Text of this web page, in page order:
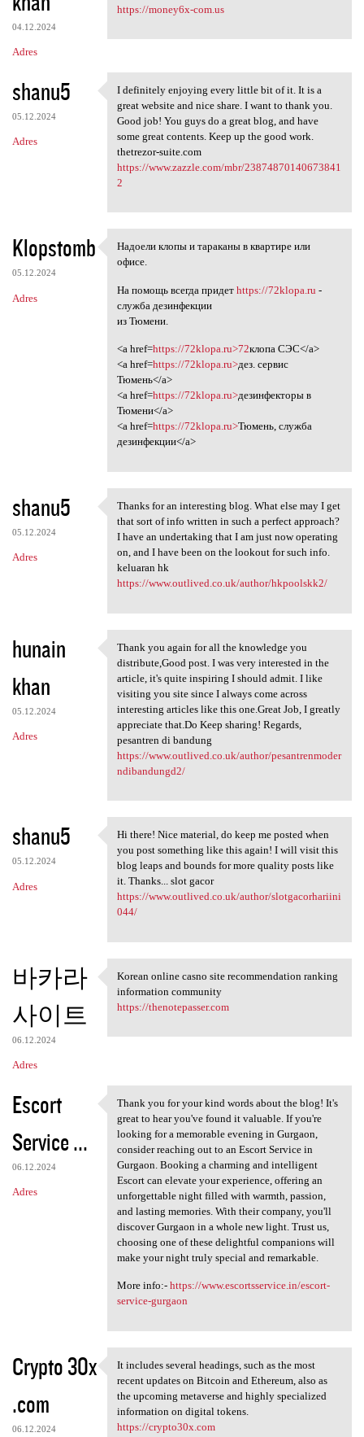
04.12.2024
Adres
https://money6x-com.us
shanu5
05.12.2024
Adres
I definitely enjoying every
I definitely enjoying every little bit of it. It is a
great website and nice share. I want to thank you.
Good job! You guys do a great blog, and have
some great contents. Keep up the good work.
thetrezor-suite.com
https://www.zazzle.com/mbr/23874870140673841
2
Klopstomb
05.12.2024
Adres
Надоели клопы и тараканы в
Надоели клопы и тараканы в квартире или
офисе.
На помощь всегда придет https://72klopa.ru -
служба дезинфекции
из Тюмени.
<a href=https://72klopa.ru>72клопа СЭС</a>
<a href=https://72klopa.ru>дез. сервис
Тюмень</a>
<a href=https://72klopa.ru>дезинфекторы в
Тюмени</a>
<a href=https://72klopa.ru>Тюмень, служба
дезинфекции</a>
shanu5
05.12.2024
Adres
Thanks for an interesting
Thanks for an interesting blog. What else may I get
that sort of info written in such a perfect approach?
I have an undertaking that I am just now operating
on, and I have been on the lookout for such info.
keluaran hk
https://www.outlived.co.uk/author/hkpoolskk2/
hunain
khan
05.12.2024
Adres
Thank you again for all the
Thank you again for all the knowledge you
distribute,Good post. I was very interested in the
article, it's quite inspiring I should admit. I like
visiting you site since I always come across
interesting articles like this one.Great Job, I greatly
appreciate that.Do Keep sharing! Regards,
pesantren di bandung
https://www.outlived.co.uk/author/pesantrenmoder
ndibandungd2/
shanu5
05.12.2024
Adres
Hi there! Nice material, do
Hi there! Nice material, do keep me posted when
you post something like this again! I will visit this
blog leaps and bounds for more quality posts like
it. Thanks... slot gacor
https://www.outlived.co.uk/author/slotgacorhariini
044/
바카라
사이트
06.12.2024
Adres
Korean online casno site
Korean online casno site recommendation ranking
information community
https://thenotepasser.com
Escort
Service ...
06.12.2024
Adres
Thank you for your kind words
Thank you for your kind words about the blog! It's
great to hear you've found it valuable. If you're
looking for a memorable evening in Gurgaon,
consider reaching out to an Escort Service in
Gurgaon. Booking a charming and intelligent
Escort can elevate your experience, offering an
unforgettable night filled with warmth, passion,
and lasting memories. With their company, you'll
discover Gurgaon in a whole new light. Trust us,
choosing one of these delightful companions will
make your night truly special and remarkable.
More info:- https://www.escortsservice.in/escort-
service-gurgaon
Crypto 30x
.com
06.12.2024
It includes several headings,
It includes several headings, such as the most
recent updates on Bitcoin and Ethereum, also as
the upcoming metaverse and highly specialized
information on digital tokens.
https://crypto30x.com